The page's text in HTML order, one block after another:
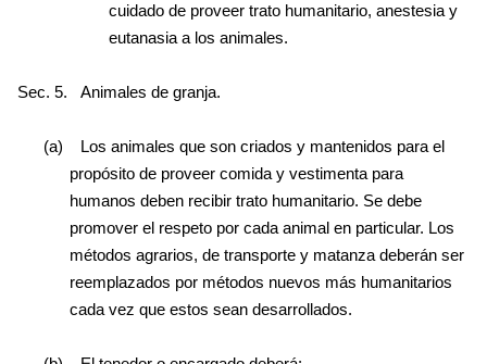
cuidado de proveer trato humanitario, anestesia y
eutanasia a los animales.
Sec. 5. Animales de granja.
(a)
Los animales que son criados y mantenidos para el
propósito de proveer comida y vestimenta para
humanos deben recibir trato humanitario. Se debe
promover el respeto por cada animal en particular. Los
métodos agrarios, de transporte y matanza deberán ser
reemplazados por métodos nuevos más humanitarios
cada vez que estos sean desarrollados.